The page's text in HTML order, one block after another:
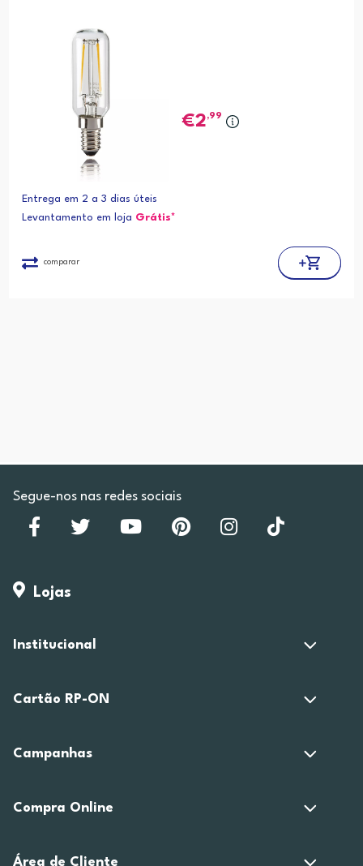
2,99
Entrega em 2 a 3 dias úteis
Levantamento em loja Grátis*
comparar
Segue-nos nas redes sociais
Lojas
Institucional
Cartão RP-ON
Campanhas
Compra Online
Área de Cliente